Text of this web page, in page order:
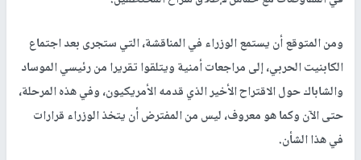
ومن المتوقع أن يستمع الوزراء في المناقشة، التي ستجرى بعد اجتماع
الكابنيت الحربي، إلى مراجعات أمنية ويتلقوا تقريرا من رئيسي الموساد
والشاباك حول الاقتراح الأخير الذي قدمه الأمريكيون، وفي هذه المرحلة،
حتى الآن وكما هو معروف، ليس من المفترض أن يتخذ الوزراء قرارات
في هذا الشأن.